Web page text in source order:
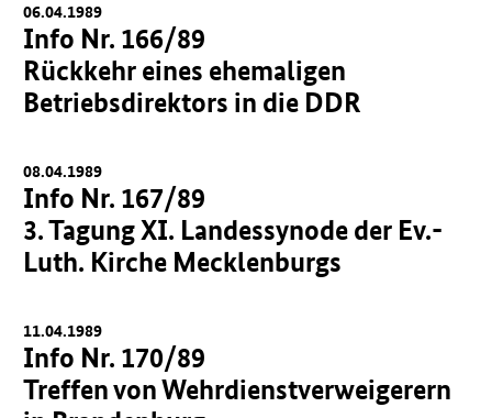
06.04.1989
Info Nr. 166/89
Rückkehr eines ehemaligen
Betriebsdirektors in die DDR
08.04.1989
Info Nr. 167/89
3. Tagung XI. Landessynode der Ev.-
Luth. Kirche Mecklenburgs
11.04.1989
Info Nr. 170/89
Treffen von Wehrdienstverweigerern